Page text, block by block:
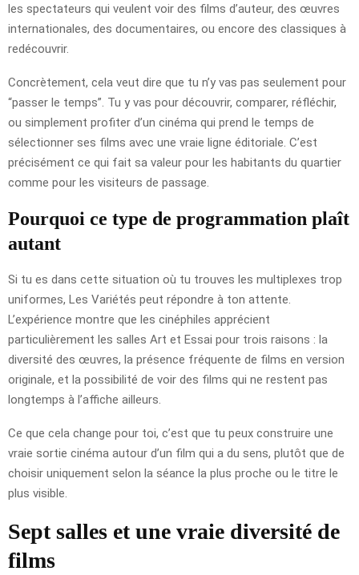
les spectateurs qui veulent voir des films d’auteur, des œuvres
internationales, des documentaires, ou encore des classiques à
redécouvrir.
Concrètement, cela veut dire que tu n’y vas pas seulement pour
“passer le temps”. Tu y vas pour découvrir, comparer, réfléchir,
ou simplement profiter d’un cinéma qui prend le temps de
sélectionner ses films avec une vraie ligne éditoriale. C’est
précisément ce qui fait sa valeur pour les habitants du quartier
comme pour les visiteurs de passage.
Pourquoi ce type de programmation plaît
autant
Si tu es dans cette situation où tu trouves les multiplexes trop
uniformes, Les Variétés peut répondre à ton attente.
L’expérience montre que les cinéphiles apprécient
particulièrement les salles Art et Essai pour trois raisons : la
diversité des œuvres, la présence fréquente de films en version
originale, et la possibilité de voir des films qui ne restent pas
longtemps à l’affiche ailleurs.
Ce que cela change pour toi, c’est que tu peux construire une
vraie sortie cinéma autour d’un film qui a du sens, plutôt que de
choisir uniquement selon la séance la plus proche ou le titre le
plus visible.
Sept salles et une vraie diversité de
films